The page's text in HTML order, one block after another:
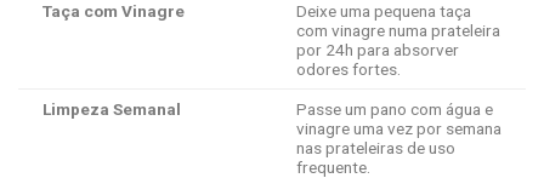
Taça com Vinagre
Deixe uma pequena taça
com vinagre numa prateleira
por 24h para absorver
odores fortes.
Limpeza Semanal
Passe um pano com água e
vinagre uma vez por semana
nas prateleiras de uso
frequente.